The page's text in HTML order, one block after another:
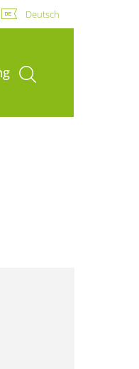
Deutsch
Suche öffnen